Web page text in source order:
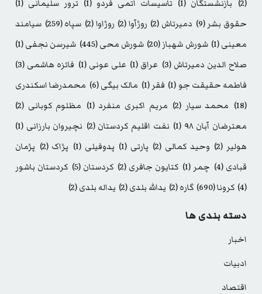
(2)
بازنشستگان (1) تاسیسات اتمی فردو (1) ترور سلیمانی (1)
حقوق بشر (9) دمیرتاش (2) روژآوا(2) روژاوا(2) سپاه(259)
سیامند
معینی(1) شورش شهباز(20) شورش محی(445) شیرسن نجفی(1)
صلاح الدین دمیرتاش (3) عراق (1) علی عونی (1) فائزه هاشمی (3)
فاطمه حقیقت جو (1) فقر (1) مالک بیگی(6)
محمدرضا اسکندری
(18)
محمد سیار (2) مریم اکبری منفرد (1) مظلوم کوبانی (2)
معترضان آبان ۹۸
(1) نفت اقلیم کردستان (2) نچیروان بارزانی (1)
هولیر (2) وحید کمالی (2) پارتی (1) پدوفیلی (1) پژاک (2)
پژمان
قبادی (4) چمر (1) کتایون جافری (2) کردستان (5)
کردستان باشور
(4)
کرونا(690) گاره(2) یدالله بلدی(2) یداله بلدی(2)
دسته بندی ها
اخبار
ادبیات
اقتصاد